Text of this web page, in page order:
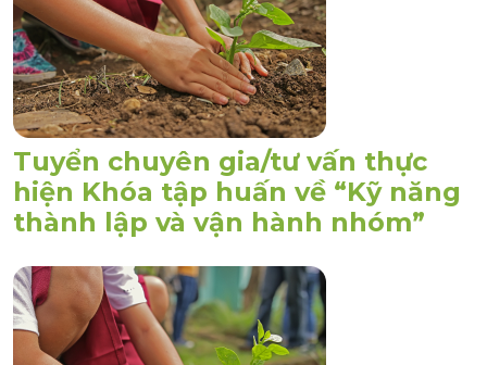
Tuyển chuyên gia/tư vấn thực
hiện Khóa tập huấn về “Kỹ năng
thành lập và vận hành nhóm”